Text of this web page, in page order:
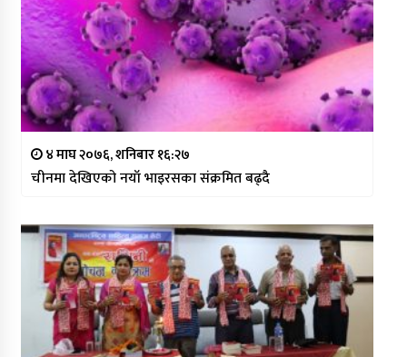
४ माघ २०७६, शनिबार १६:२७
चीनमा देखिएको नयाँ भाइरसका संक्रमित बढ्दै